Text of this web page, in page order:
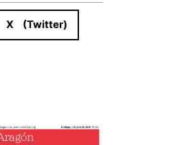
X (Twitter)